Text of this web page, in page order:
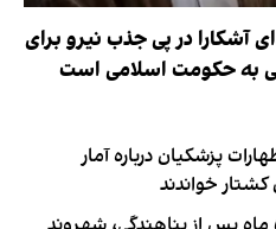
آشکارا در پی جذب نیرو برای
به حکومت اسلامی است
پزشکیان درباره آمار
کشتار خواندند